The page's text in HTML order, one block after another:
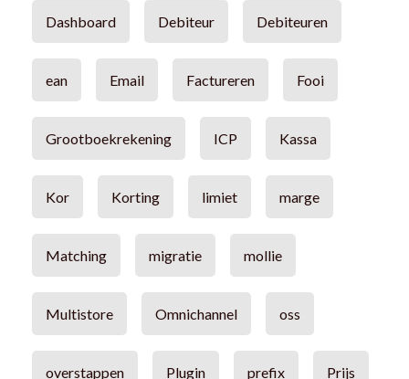
Dashboard Debiteur Debiteuren
ean Email Factureren Fooi
Grootboekrekening ICP Kassa
Kor Korting limiet marge
Matching migratie mollie
Multistore Omnichannel oss
overstappen Plugin prefix Prijs